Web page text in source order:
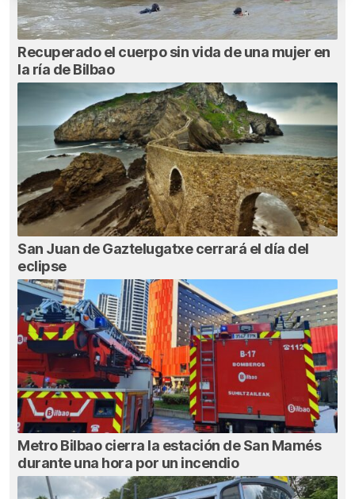
Recuperado el cuerpo sin vida de una mujer en
la ría de Bilbao
San Juan de Gaztelugatxe cerrará el día del
eclipse
Metro Bilbao cierra la estación de San Mamés
durante una hora por un incendio